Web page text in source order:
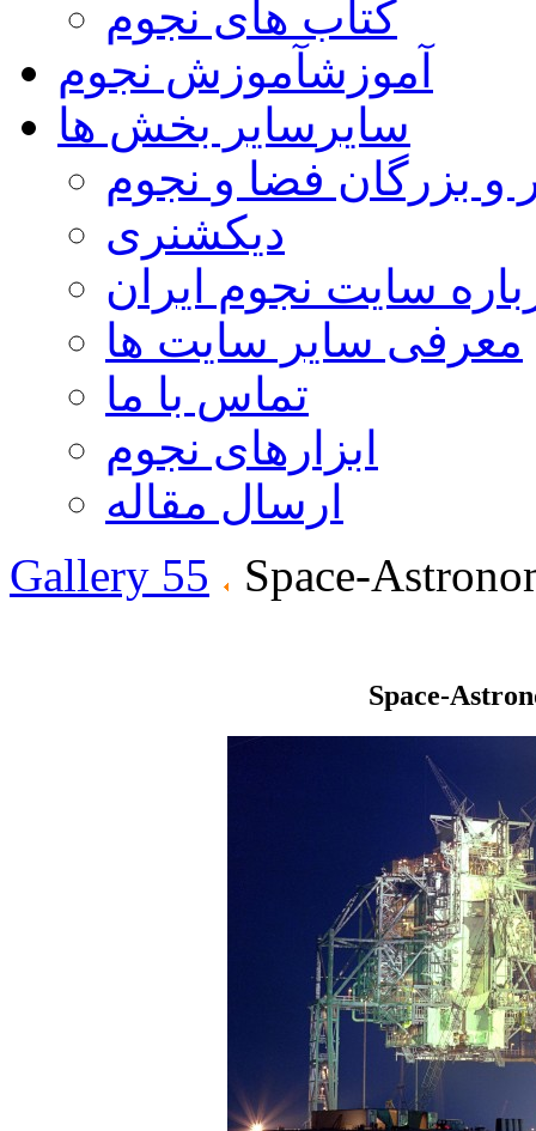
کتاب های نجوم
آموزشآموزش نجوم
سایر سایر بخش ها
و بزرگان فضا و نجوم
دیکشنری
سایت نجوم ایران
معرفی سایر سایت ها
تماس با ما
ابزارهای نجوم
ارسال مقاله
Gallery 55
Space-
Space-